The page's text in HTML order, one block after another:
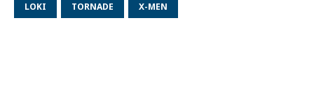
LOKI TORNADE X-MEN